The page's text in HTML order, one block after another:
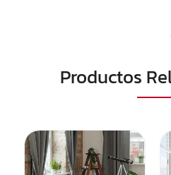
Productos